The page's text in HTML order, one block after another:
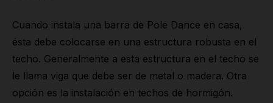
Cuando instala una barra de Pole Dance en casa,
ésta debe colocarse en una estructura robusta en el
techo. Generalmente a esta estructura en el techo se
le llama viga que debe ser de metal o madera. Otra
opción es la instalación en techos de hormigón.